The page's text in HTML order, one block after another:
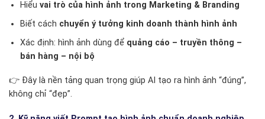
Hiểu vai trò của hình ảnh trong Marketing & Branding
Biết cách chuyển ý tưởng kinh doanh thành hình ảnh
Xác định: hình ảnh dùng để quảng cáo – truyền thông –
bán hàng – nội bộ
👉 Đây là nền tảng quan trọng giúp AI tạo ra hình ảnh “đúng”,
không chỉ “đẹp”.